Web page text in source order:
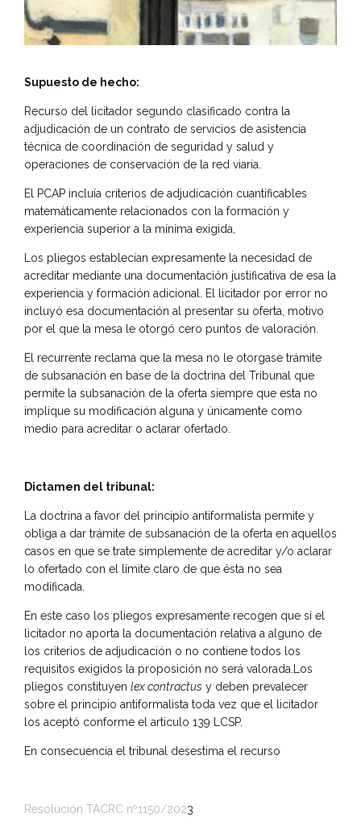
Supuesto de hecho:
Recurso del licitador segundo clasificado contra la
adjudicación de un contrato de servicios de asistencia
técnica de coordinación de seguridad y salud y
operaciones de conservación de la red viaria.
El PCAP incluía criterios de adjudicación cuantificables
matemáticamente relacionados con la formación y
experiencia superior a la mínima exigida,
Los pliegos establecían expresamente la necesidad de
acreditar mediante una documentación justificativa de esa la
experiencia y formación adicional. El licitador por error no
incluyó esa documentación al presentar su oferta, motivo
por el que la mesa le otorgó cero puntos de valoración.
El recurrente reclama que la mesa no le otorgase trámite
de subsanación en base de la doctrina del Tribunal que
permite la subsanación de la oferta siempre que esta no
implique su modificación alguna y únicamente como
medio para acreditar o aclarar ofertado.
Dictamen del tribunal:
La doctrina a favor del principio antiformalista permite y
obliga a dar trámite de subsanación de la oferta en aquellos
casos en que se trate simplemente de acreditar y/o aclarar
lo ofertado con el límite claro de que ésta no sea
modificada.
En este caso los pliegos expresamente recogen que si el
licitador no aporta la documentación relativa a alguno de
los criterios de adjudicación o no contiene todos los
requisitos exigidos la proposición no será valorada.Los
pliegos constituyen lex contractus y deben prevalecer
sobre el principio antiformalista toda vez que el licitador
los aceptó conforme el articulo 139 LCSP.
En consecuencia el tribunal desestima el recurso
Resolución TACRC nº1150/2023